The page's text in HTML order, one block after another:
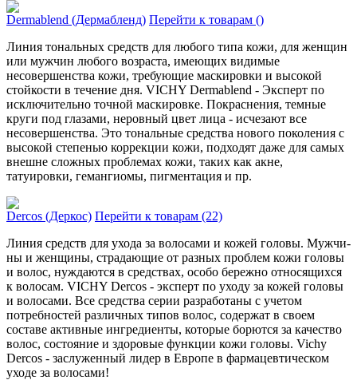
Dermablend (Дермабленд) Перейти к товарам ()
Линия тональных средств для любого типа кожи, для женщин
или мужчин любо­го возраста, имеющих видимые
несовершенства кожи, требующие маскиро­вки и высокой
стойкости в течение дня. VICHY Dermablend - Эксперт по
исклю­чительно точной маскировке. Покраснения, темные
круги под глазами, неро­вный цвет лица - исчезают все
несовершенства. Это тональные средства нового поколения с
высокой степенью коррекции кожи, подходят даже для самых
внешне сложных проблемах кожи, таких как акне,
татуировки, гемангиомы, пигментация и пр.
Dercos (Деркос) Перейти к товарам (22)
Линия средств для ухода за волосами и кожей головы. Мужчи­
ны и женщины, страдающие от разных проблем кожи голо­вы
и волос, нуждаются в средствах, особо бережно отно­сящихся
к волосам. VICHY Dercos - эксперт по уходу за кожей голо­вы
и волосами. Все средства серии разработаны с учетом
потребностей различных типов волос, содержат в своем
составе активные ингредиенты, которые борются за качество
волос, состояние и здоровые функции кожи головы. Vichy
Dercos - заслуженный лидер в Европе в фармацевтическом
уходе за волосами!